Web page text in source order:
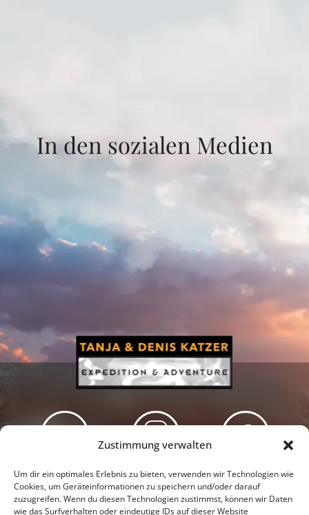
Zustimmung verwalten
Um dir ein optimales Erlebnis zu bieten, verwenden wir Technologien wie
Cookies, um Geräteinformationen zu speichern und/oder darauf
zuzugreifen. Wenn du diesen Technologien zustimmst, können wir Daten
wie das Surfverhalten oder eindeutige IDs auf dieser Website
In den sozialen Medien
Newsletter Podcast Facebook